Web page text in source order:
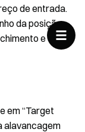
de entrada.
da posição
e o
em “Target
alavancagem